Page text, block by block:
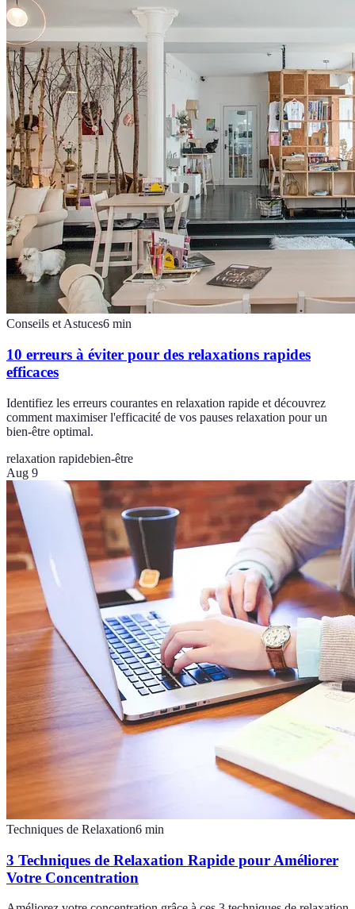
Conseils et Astuces6 min
10 erreurs à éviter pour des relaxations rapides
efficaces
Identifiez les erreurs courantes en relaxation rapide et découvrez
comment maximiser l'efficacité de vos pauses relaxation pour un
bien-être optimal.
relaxation rapidebien-être
Aug 9
Techniques de Relaxation6 min
3 Techniques de Relaxation Rapide pour Améliorer
Votre Concentration